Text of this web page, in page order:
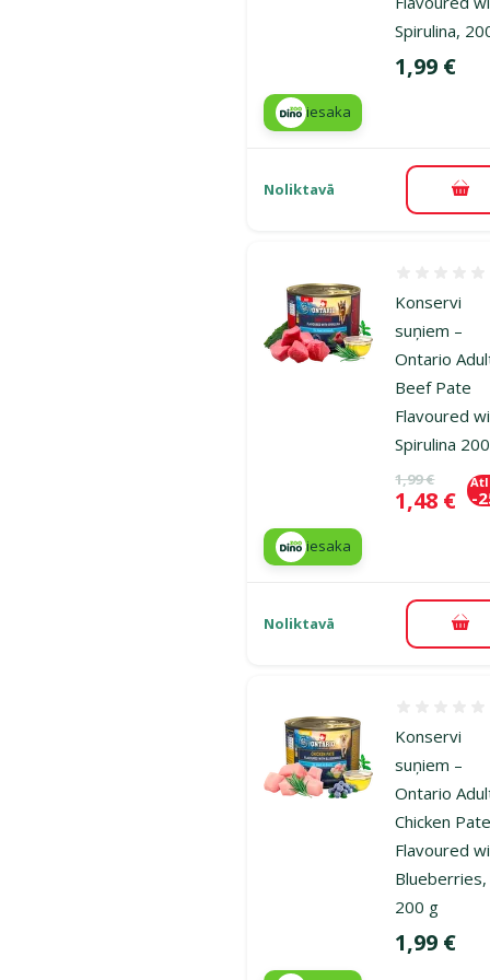
Spirulina,
Cena
1,99 €
iesaka
Noliktavā
Konservi
suņiem –
Ontario
Beef Pate
Flavoured
Spirulina
Oriģinālā
1,99 €
Cena
1,48 € -
iesaka
Noliktavā
Konservi
suņiem –
Ontario
Chicken
Flavoured
Blueberries,
200 g
Cena
1,99 €